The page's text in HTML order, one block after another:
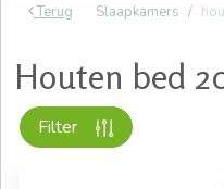
Terug Slaapkamers
Houten bed
Filter